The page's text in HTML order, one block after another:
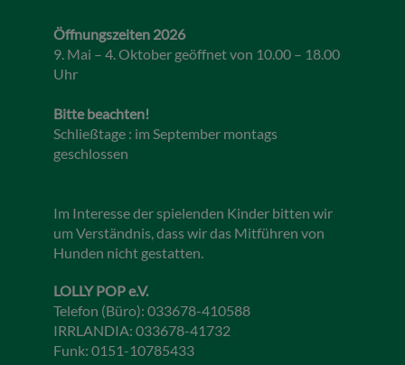
Öffnungszeiten 2026
9. Mai – 4. Oktober geöffnet von 10.00 – 18.00
Uhr
Bitte beachten!
Schließtage : im September montags
geschlossen
Im Interesse der spielenden Kinder bitten wir
um Verständnis, dass wir das Mitführen von
Hunden nicht gestatten.
LOLLY POP e.V.
Telefon (Büro): 033678-410588
IRRLANDIA: 033678-41732
Funk: 0151-10785433